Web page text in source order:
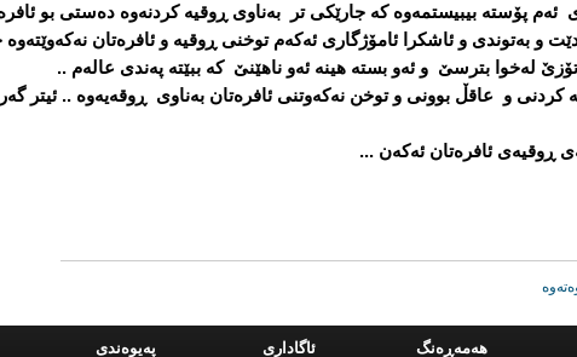
ئەم پۆستە بیبیستمەوە کە جارێکی تر بەناوی ڕوقیە کردنەوە دەستی بو
و بەتوندی و ئاشکرا ئامۆژگاری ئەکەم توخنی ڕوقیە و ئافرەتان نەکەوێتەوە
لەخوا بترسێ و ئەو بستە هینە ئەو ناهێنێ کە ببێتە پەندی عالەم ..
کردنی و عاقڵ بوونی و توخن نەکەوتنی ئافرەتان بەناوی ڕوقەیەوە .. ئیتر
ڕوقیەی ئافرەتان ئەکەن ...
په‌یوه‌ندی ئاگاداری هه‌مه‌ڕه‌نگ